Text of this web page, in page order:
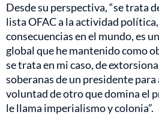
Desde su perspectiva, “se trata
lista OFAC a la actividad
consecuencias en el mundo, es
global que he mantenido como
se trata en mi caso, de
soberanas de un presidente para
voluntad de otro que domina el
le llama imperialismo y colonia”.